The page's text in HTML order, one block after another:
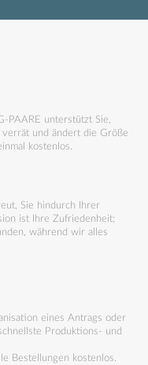
PAARE unterstützt Sie,
und ändert die Größe
kostenlos.
Sie hindurch Ihrer
ist Ihre Zufriedenheit;
während wir alles
eines Antrags oder
Produktions- und
Bestellungen kostenlos.